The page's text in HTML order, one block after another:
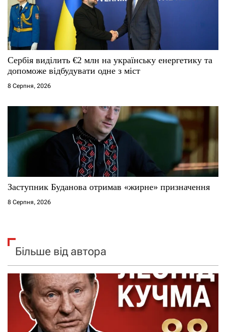
Сербія виділить €2 млн на українську енергетику та
допоможе відбудувати одне з міст
8 Серпня, 2026
Заступник Буданова отримав «жирне» призначення
8 Серпня, 2026
Більше від автора